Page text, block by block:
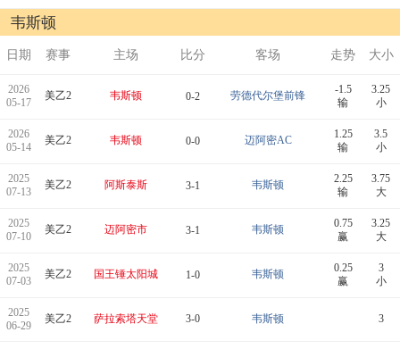
韦斯顿
日期 赛事 主场 比分 客场 走势 大小
2026
05-17
美乙2 韦斯顿 0-2 劳德代尔堡前锋
-1.5
输
3.25
小
2026
05-14
美乙2 韦斯顿 0-0 迈阿密AC
1.25
输
3.5
小
2025
07-13
美乙2 阿斯泰斯 3-1 韦斯顿
2.25
输
3.75
大
2025
07-10
美乙2 迈阿密市 3-1 韦斯顿
0.75
赢
3.25
大
2025
07-03
美乙2 国王锤太阳城 1-0 韦斯顿
0.25
赢
3
小
2025
06-29
美乙2 萨拉索塔天堂 3-0 韦斯顿 3